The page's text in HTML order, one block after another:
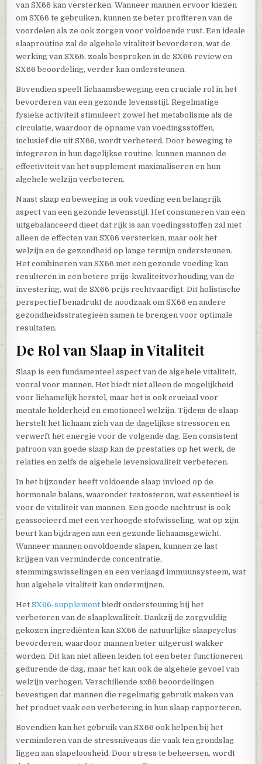
van SX66 kan versterken. Wanneer mannen ervoor kiezen
om SX66 te gebruiken, kunnen ze beter profiteren van de
voordelen als ze ook zorgen voor voldoende rust. Een ideale
slaaproutine zal de algehele vitaliteit bevorderen, wat de
werking van SX66, zoals besproken in de SX66 review en
SX66 beoordeling, verder kan ondersteunen.
Bovendien speelt lichaamsbeweging een cruciale rol in het
bevorderen van een gezonde levensstijl. Regelmatige
fysieke activiteit stimuleert zowel het metabolisme als de
circulatie, waardoor de opname van voedingsstoffen,
inclusief die uit SX66, wordt verbeterd. Door beweging te
integreren in hun dagelijkse routine, kunnen mannen de
effectiviteit van het supplement maximaliseren en hun
algehele welzijn verbeteren.
Naast slaap en beweging is ook voeding een belangrijk
aspect van een gezonde levensstijl. Het consumeren van een
uitgebalanceerd dieet dat rijk is aan voedingsstoffen zal niet
alleen de effecten van SX66 versterken, maar ook het
welzijn en de gezondheid op lange termijn ondersteunen.
Het combineren van SX66 met een gezonde voeding kan
resulteren in een betere prijs-kwaliteitverhouding van de
investering, wat de SX66 prijs rechtvaardigt. Dit holistische
perspectief benadrukt de noodzaak om SX66 en andere
gezondheidsstrategieën samen te brengen voor optimale
resultaten.
De Rol van Slaap in Vitaliteit
Slaap is een fundamenteel aspect van de algehele vitaliteit,
vooral voor mannen. Het biedt niet alleen de mogelijkheid
voor lichamelijk herstel, maar het is ook cruciaal voor
mentale helderheid en emotioneel welzijn. Tijdens de slaap
herstelt het lichaam zich van de dagelijkse stressoren en
verwerft het energie voor de volgende dag. Een consistent
patroon van goede slaap kan de prestaties op het werk, de
relaties en zelfs de algehele levenskwaliteit verbeteren.
In het bijzonder heeft voldoende slaap invloed op de
hormonale balans, waaronder testosteron, wat essentieel is
voor de vitaliteit van mannen. Een goede nachtrust is ook
geassocieerd met een verhoogde stofwisseling, wat op zijn
beurt kan bijdragen aan een gezonde lichaamsgewicht.
Wanneer mannen onvoldoende slapen, kunnen ze last
krijgen van verminderde concentratie,
stemmingswisselingen en een verlaagd immuunsysteem, wat
hun algehele vitaliteit kan ondermijnen.
HetSX66-supplementbiedt ondersteuning bij het
verbeteren van de slaapkwaliteit. Dankzij de zorgvuldig
gekozen ingrediënten kan SX66 de natuurlijke slaapcyclus
bevorderen, waardoor mannen beter uitgerust wakker
worden. Dit kan niet alleen leiden tot een beter functioneren
gedurende de dag, maar het kan ook de algehele gevoel van
welzijn verhogen. Verschillende sx66 beoordelingen
bevestigen dat mannen die regelmatig gebruik maken van
het product vaak een verbetering in hun slaap rapporteren.
Bovendien kan het gebruik van SX66 ook helpen bij het
verminderen van de stressniveaus die vaak ten grondslag
liggen aan slapeloosheid. Door stress te beheersen, wordt